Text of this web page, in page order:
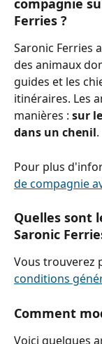
compagnie
Ferries ?
Saronic Ferries
des animaux
guides et les
itinéraires. Les
manières : sur
dans un chenil.
Pour plus
de compagnie
Quelles sont
Saronic
Vous trouverez
conditions
Comment
Voici quelques